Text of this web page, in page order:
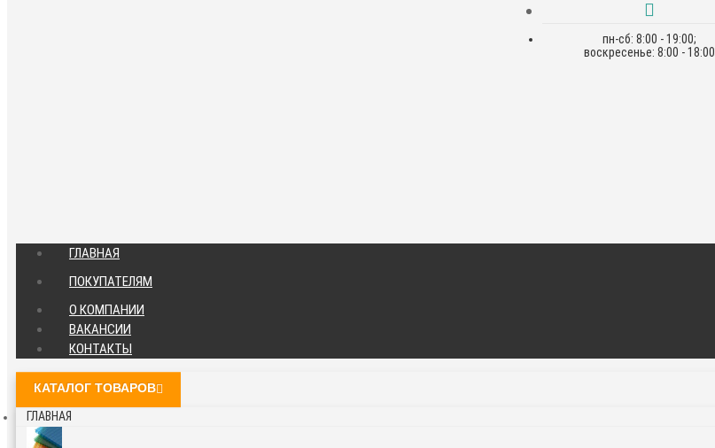
пн-сб: 8:00 - 19:00;
воскресенье: 8:00 - 18:00
ГЛАВНАЯ
ПОКУПАТЕЛЯМ
О КОМПАНИИ
ВАКАНСИИ
КОНТАКТЫ
КАТАЛОГ ТОВАРОВ
ГЛАВНАЯ